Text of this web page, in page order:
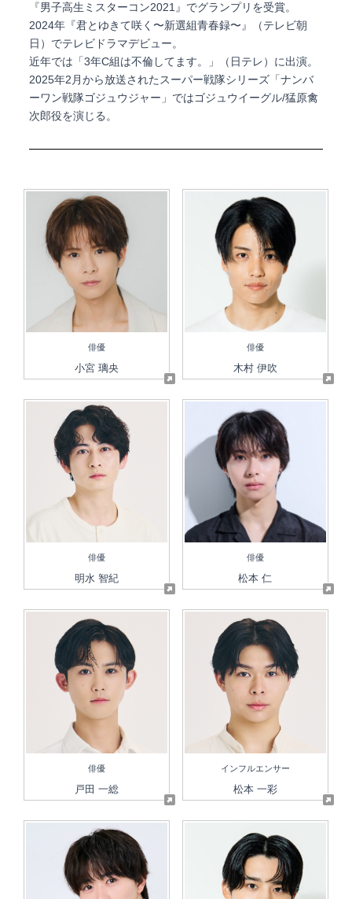
『男子高生ミスターコン2021』でグランプリを受賞。
2024年『君とゆきて咲く〜新選組青春録〜』（テレビ朝
日）でテレビドラマデビュー。
近年では「3年C組は不倫してます。」（日テレ）に出演。
2025年2月から放送されたスーパー戦隊シリーズ「ナンバ
ーワン戦隊ゴジュウジャー」ではゴジュウイーグル/猛原禽
次郎役を演じる。
俳優
小宮 璃央
俳優
木村 伊吹
俳優
明水 智紀
俳優
松本 仁
俳優
戸田 一総
インフルエンサー
松本 一彩